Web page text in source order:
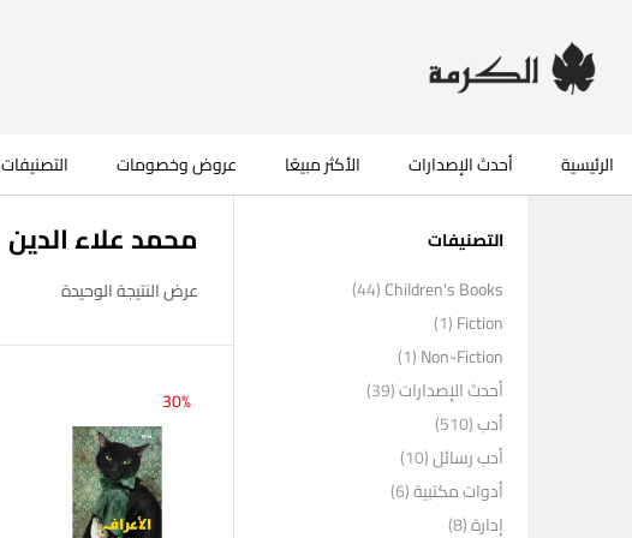
الرئيسية أحدث الإصدارات الأكثر مبيعًا عروض وخصومات التصنيفات
التصنيفات
Children's Books
(44)
Fiction
(1)
Non-Fiction
(1)
أحدث الإصدارات(39)
أدب(510)
أدب رسائل(10)
أدوات مكتبية(6)
إدارة(8)
محمد علاء الدين
عرض النتيجة الوحيدة
30%